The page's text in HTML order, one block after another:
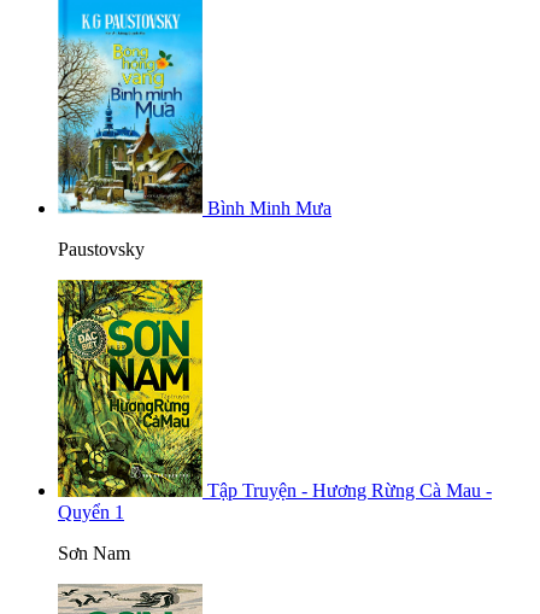
Bình Minh Mưa
Paustovsky
Tập Truyện - Hương Rừng Cà Mau -
Quyển 1
Sơn Nam